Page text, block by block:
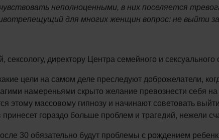
неполноценными, в них поселяется
для многих женщин вопрос: не выйти
директору Центра семейного и
цели на самом деле преследуют доброжелатели,
намереньями скрыто желание превознести себя
массовому гипнозу и начинают советовать выйти
гораздо больше проблем и трагедий, нежели
30 обязательно будут проблемы с рождением